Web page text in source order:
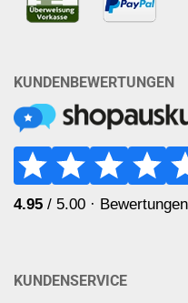
KUNDENBEWERTUNGEN
KUNDENSERVICE